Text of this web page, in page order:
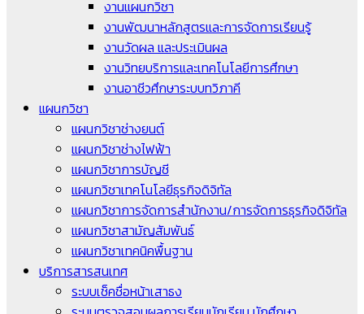
งานแผนกวิชา
งานพัฒนาหลักสูตรและการจัดการเรียนรู้
งานวัดผล และประเมินผล
งานวิทยบริการและเทคโนโลยีการศึกษา
งานอาชีวศึกษาระบบทวิภาคี
แผนกวิชา
แผนกวิชาช่างยนต์
แผนกวิชาช่างไฟฟ้า
แผนกวิชาการบัญชี
แผนกวิชาเทคโนโลยีธุรกิจดิจิทัล
แผนกวิชาการจัดการสำนักงาน/การจัดการธุรกิจดิจิทัล
แผนกวิชาสามัญสัมพันธ์
แผนกวิชาเทคนิคพื้นฐาน
บริการสารสนเทศ
ระบบเช็คชื่อหน้าเสาธง